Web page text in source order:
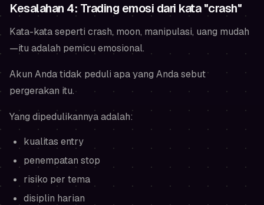
Kesalahan 4: Trading emosi dari kata "crash"
Kata-kata seperti crash, moon, manipulasi, uang mudah
—itu adalah pemicu emosional.
Akun Anda tidak peduli apa yang Anda sebut
pergerakan itu.
Yang dipedulikannya adalah:
kualitas entry
penempatan stop
risiko per tema
disiplin harian